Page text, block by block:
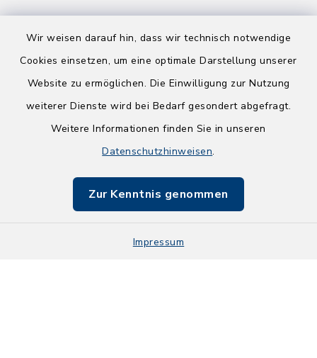
Wir weisen darauf hin, dass wir technisch notwendige
Cookies einsetzen, um eine optimale Darstellung unserer
Website zu ermöglichen. Die Einwilligung zur Nutzung
weiterer Dienste wird bei Bedarf gesondert abgefragt.
Weitere Informationen finden Sie in unseren
Datenschutzhinweisen.
Zur Kenntnis genommen
Impressum
Barrierefreiheit
Impressum
Sitemap